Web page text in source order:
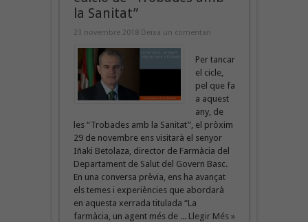
la Sanitat”
23 novembre 2018 Deixa un comentari
Per tancar
el cicle,
pel que fa
a aquest
any, de
les “Trobades amb la Sanitat”, el pròxim
29 de novembre ens visitarà el senyor
Iñaki Betolaza, director de Farmàcia del
Departament de Salut del Govern Basc.
En una conversa prèvia, ens ha avançat
els temes i experiències que abordarà
en aquesta xerrada titulada “La
farmàcia, un agent més de ... Llegir Més »